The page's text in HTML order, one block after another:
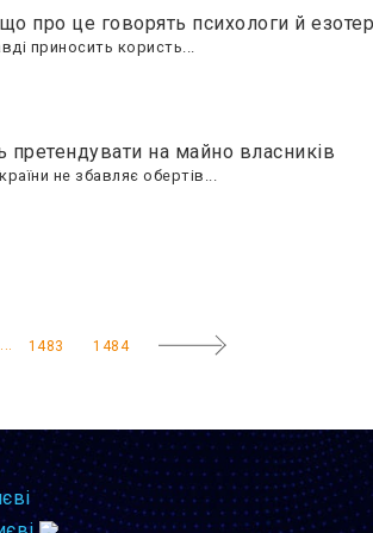
про це говорять психологи й
приносить користь...
на майно власників
не збавляє обертів...
1483 1484